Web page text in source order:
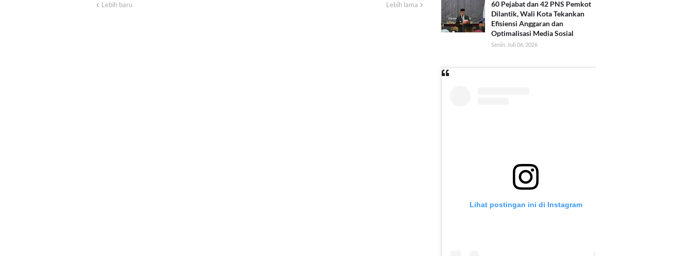
Lebih baru Lebih lama
60 Pejabat dan 42 PNS Pemkot
Dilantik, Wali Kota Tekankan
Efisiensi Anggaran dan
Optimalisasi Media Sosial
Senin, Juli 06, 2026
Lihat postingan ini di Instagram